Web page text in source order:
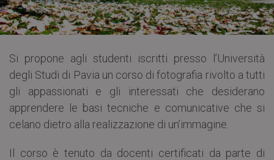
Si propone agli studenti iscritti presso l’Università
degli Studi di Pavia un corso di fotografia rivolto a tutti
gli appassionati e gli interessati che desiderano
apprendere le basi tecniche e comunicative che si
celano dietro alla realizzazione di un’immagine.
Il corso è tenuto da docenti certificati da parte di